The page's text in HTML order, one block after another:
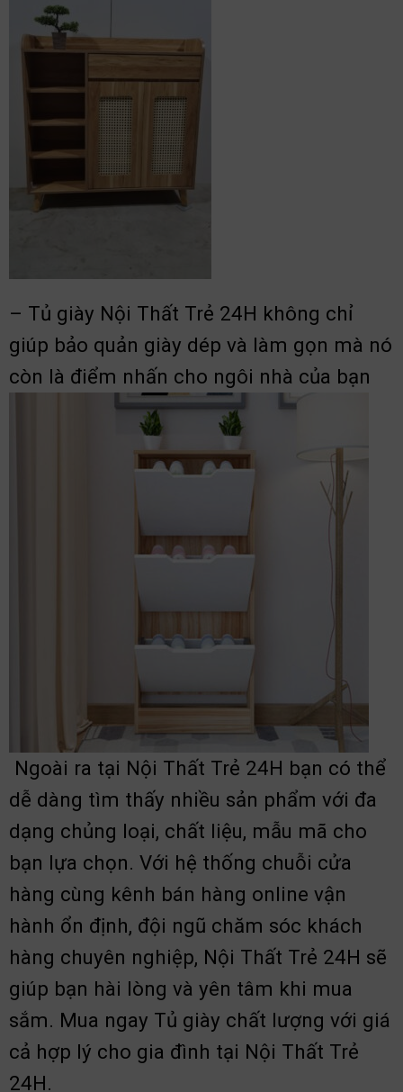
– Tủ giày Nội Thất Trẻ 24H không chỉ
giúp bảo quản giày dép và làm gọn mà nó
còn là điểm nhấn cho ngôi nhà của bạn
Ngoài ra tại Nội Thất Trẻ 24H bạn có thể
dễ dàng tìm thấy nhiều sản phẩm với đa
dạng chủng loại, chất liệu, mẫu mã cho
bạn lựa chọn. Với hệ thống chuỗi cửa
hàng cùng kênh bán hàng online vận
hành ổn định, đội ngũ chăm sóc khách
hàng chuyên nghiệp, Nội Thất Trẻ 24H sẽ
giúp bạn hài lòng và yên tâm khi mua
sắm. Mua ngay Tủ giày chất lượng với giá
cả hợp lý cho gia đình tại Nội Thất Trẻ
24H.